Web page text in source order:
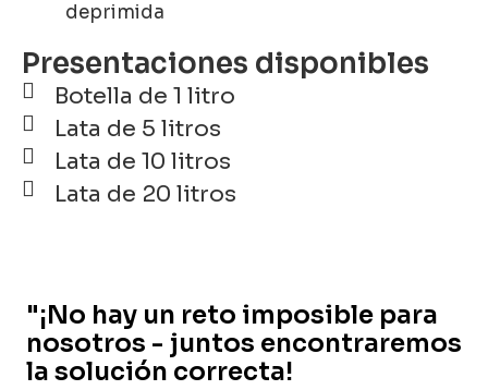
deprimida
Presentaciones disponibles
Botella de 1 litro
Lata de 5 litros
Lata de 10 litros
Lata de 20 litros
"¡No hay un reto imposible para
nosotros - juntos encontraremos
la solución correcta!